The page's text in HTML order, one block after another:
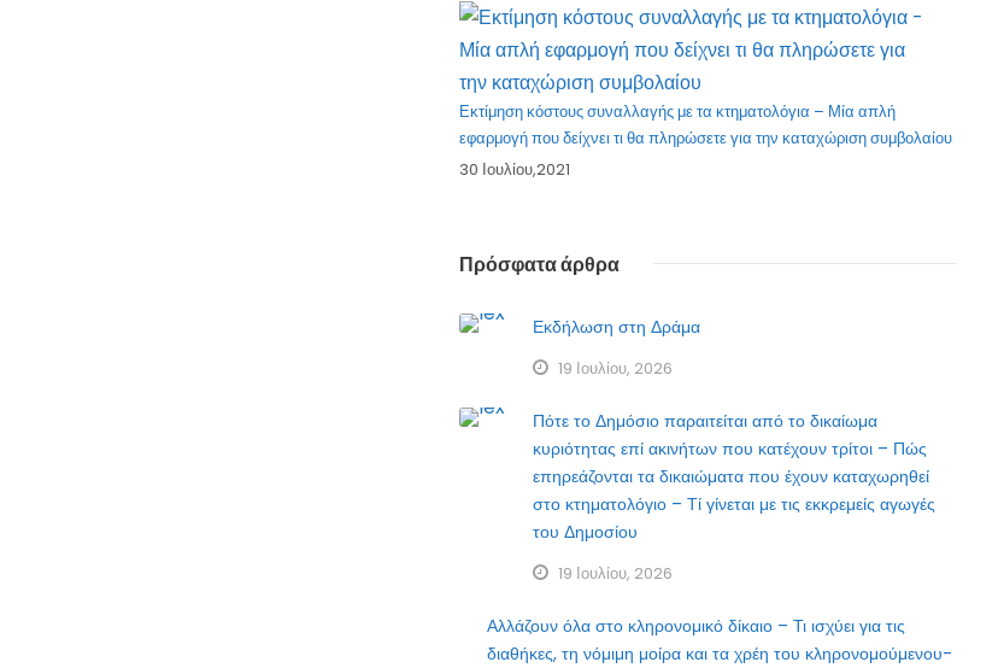
Εκτίμηση κόστους συναλλαγής με τα κτηματολόγια – Μία απλή
εφαρμογή που δείχνει τι θα πληρώσετε για την καταχώριση συμβολαίου
30 Ιουλίου,2021
Πρόσφατα άρθρα
Εκδήλωση στη Δράμα
19 Ιουλίου, 2026
Πότε το Δημόσιο παραιτείται από το δικαίωμα
κυριότητας επί ακινήτων που κατέχουν τρίτοι – Πώς
επηρεάζονται τα δικαιώματα που έχουν καταχωρηθεί
στο κτηματολόγιο – Τί γίνεται με τις εκκρεμείς αγωγές
του Δημοσίου
19 Ιουλίου, 2026
Αλλάζουν όλα στο κληρονομικό δίκαιο – Τι ισχύει για τις
διαθήκες, τη νόμιμη μοίρα και τα χρέη του κληρονομούμενου-